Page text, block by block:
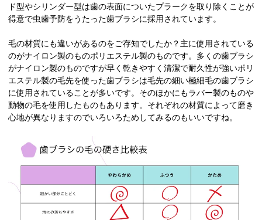
ド型やシリンダー型は歯の表面についたプラークを取り除くことが
得意で虫歯予防をうたった歯ブラシに採用されています。
毛の材質にも違いがあるのをご存知でしたか？主に使用されている
のがナイロン製のものポリエステル製のものです。多くの歯ブラシ
がナイロン製のものですが早く乾きやすく清潔で耐久性が強いポリ
エステル製の毛先を使った歯ブラシは毛先の細い極細毛の歯ブラシ
に使用されていることが多いです。そのほかにもラバー製のものや
動物の毛を使用したものもあります。それぞれの材質によって磨き
心地が異なりますのでいろいろためしてみるのもいいですね。